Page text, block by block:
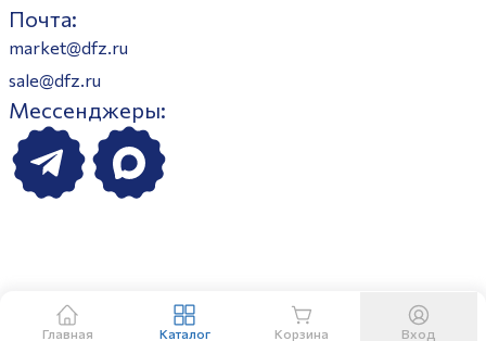
Почта:
market@dfz.ru
sale@dfz.ru
Мессенджеры:
Главная Каталог Корзина Вход